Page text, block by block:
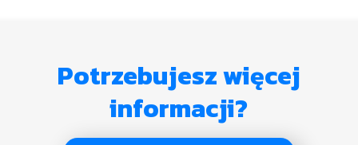
Potrzebujesz więcej
informacji?